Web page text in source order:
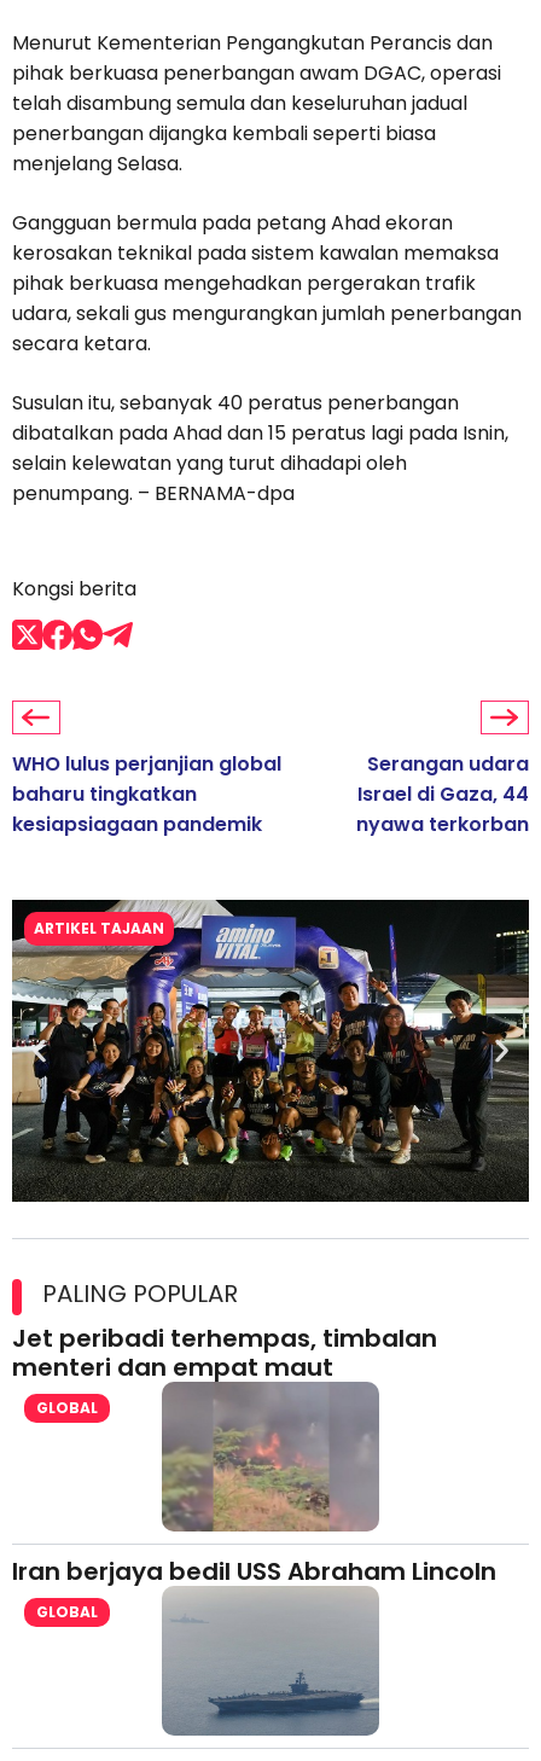
Menurut Kementerian Pengangkutan Perancis dan
pihak berkuasa penerbangan awam DGAC, operasi
telah disambung semula dan keseluruhan jadual
penerbangan dijangka kembali seperti biasa
menjelang Selasa.
Gangguan bermula pada petang Ahad ekoran
kerosakan teknikal pada sistem kawalan memaksa
pihak berkuasa mengehadkan pergerakan trafik
udara, sekali gus mengurangkan jumlah penerbangan
secara ketara.
Susulan itu, sebanyak 40 peratus penerbangan
dibatalkan pada Ahad dan 15 peratus lagi pada Isnin,
selain kelewatan yang turut dihadapi oleh
penumpang. – BERNAMA-dpa
Kongsi berita
WHO lulus perjanjian global
baharu tingkatkan
kesiapsiagaan pandemik
Serangan udara
Israel di Gaza, 44
nyawa terkorban
ARTIKEL TAJAAN
Melalui Kerjasama aminoVITAL® Bersama Pempengaruh Larian
Antarabangsa
PALING POPULAR
Jet peribadi terhempas, timbalan
menteri dan empat maut
GLOBAL
Iran berjaya bedil USS Abraham Lincoln
GLOBAL